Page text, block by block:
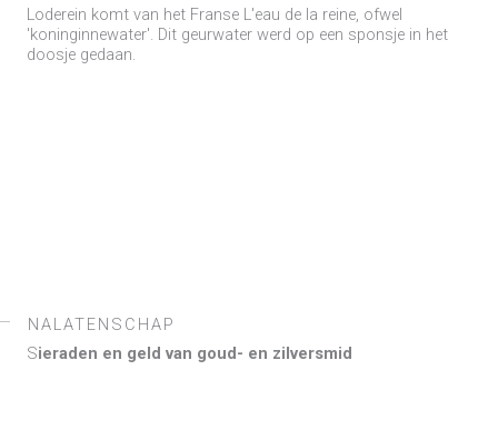
Loderein komt van het Franse L'eau de la reine, ofwel
'koninginnewater'. Dit geurwater werd op een sponsje in het
doosje gedaan.
NALATENSCHAP
Sieraden en geld van goud- en zilversmid